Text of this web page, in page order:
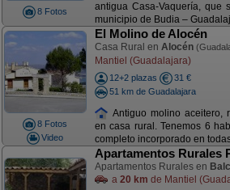
8 Fotos
antigua Casa-Vaquería, que
municipio de Budia –
8 Fotos
Video
El Molino de Alocén
Casa Rural en Alocén
Mantiel (Guadalajara)
12+2 plazas
31 €
51 km de Guadalajara
Antiguo molino aceitero,
en casa rural. Tenemos 6
completo incorporado en
Apartamentos Rurales
Apartamentos Rurales en
a 20 km de Mantiel